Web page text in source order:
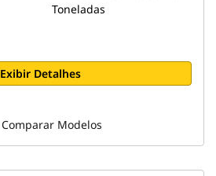
Toneladas
Exibir Detalhes
Comparar Modelos